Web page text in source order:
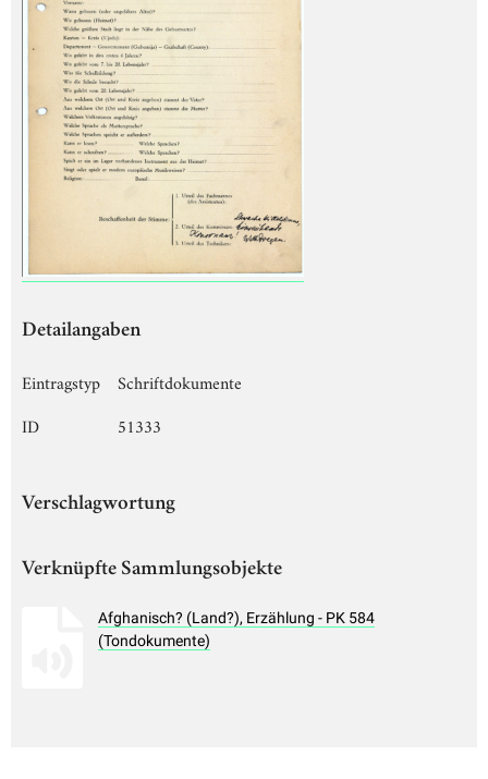
Detailangaben
Eintragstyp
Schriftdokumente
ID
51333
Verschlagwortung
Verknüpfte Sammlungsobjekte
Afghanisch? (Land?), Erzählung - PK 584
(Tondokumente)